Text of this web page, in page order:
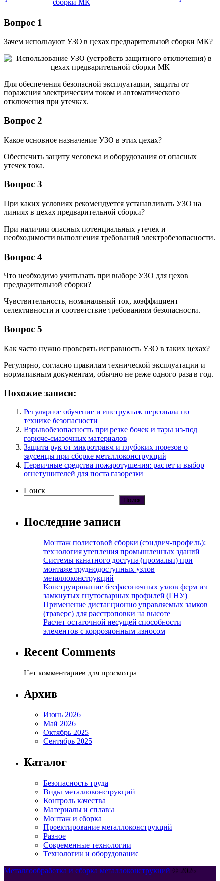
сборки МК
Вопрос 1
Зачем используют УЗО в цехах предварительной сборки МК?
Для обеспечения безопасной эксплуатации, защиты от
поражения электрическим током и автоматического
отключения при утечках.
Вопрос 2
Какое основное назначение УЗО в этих цехах?
Обеспечить защиту человека и оборудования от опасных
утечек тока.
Вопрос 3
При каких условиях рекомендуется устанавливать УЗО на
линиях в цехах предварительной сборки?
При наличии опасных потенциальных утечек и
необходимости выполнения требований электробезопасности.
Вопрос 4
Что необходимо учитывать при выборе УЗО для цехов
предварительной сборки?
Чувствительность, номинальный ток, коэффициент
селективности и соответствие требованиям безопасности.
Вопрос 5
Как часто нужно проверять исправность УЗО в таких цехах?
Регулярно, согласно правилам технической эксплуатации и
нормативным документам, обычно не реже одного раза в год.
Похожие записи:
Регулярное обучение и инструктаж персонала по
технике безопасности
Взрывобезопасность при резке бочек и тары из-под
горюче-смазочных материалов
Защита рук от микротравм и глубоких порезов о
заусенцы при сборке металлоконструкций
Первичные средства пожаротушения: расчет и выбор
огнетушителей для поста газорезки
Поиск
Поиск
Последние записи
Монтаж полистовой сборки (сэндвич-профиль):
технология утепления промышленных зданий
Системы канатного доступа (промальп) при
монтаже труднодоступных узлов
металлоконструкций
Конструирование бесфасоночных узлов ферм из
замкнутых гнутосварных профилей (ГНУ)
Применение дистанционно управляемых замков
(траверс) для расстроповки на высоте
Расчет остаточной несущей способности
элементов с коррозионным износом
Recent Comments
Нет комментариев для просмотра.
Архив
Июнь 2026
Май 2026
Октябрь 2025
Сентябрь 2025
Каталог
Безопасность труда
Виды металлоконструкций
Контроль качества
Материалы и сплавы
Монтаж и сборка
Проектирование металлоконструкций
Разное
Современные технологии
Технологии и оборудование
Металлообработка и сборка металлоконструкций © 2026